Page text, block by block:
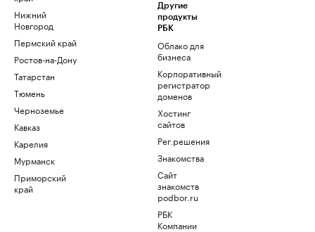
Нижний
Новгород
Пермский край
Ростов-на-Дону
Татарстан
Тюмень
Черноземье
Кавказ
Карелия
Мурманск
Приморский
край
Другие
продукты
РБК
Облако для
бизнеса
Корпоративный
регистратор
доменов
Хостинг
сайтов
Рег.решения
Знакомства
Сайт
знакомств
podbor.ru
РБК
Компании